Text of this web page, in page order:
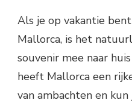
Als je op vakantie
Mallorca, is het
souvenir mee naar
heeft Mallorca een
van ambachten en